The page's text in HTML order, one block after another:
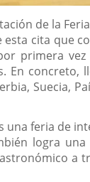
de la
cita que
primera
concreto,
Suecia,
una feria de
logra
a